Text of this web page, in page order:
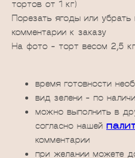
тортов от 1 кг)
Порезать ягоды или
комментарии к заказу
На фото - торт весом 2,5
время готовности
вид зелени - по
можно выполнить в
согласно нашей
комментарии
при желании можете